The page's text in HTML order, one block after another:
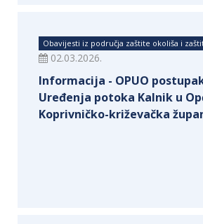
Obavijesti iz područja zaštite okoliša i
02.03.2026.
Informacija - OPUO
Uređenja potoka Kalnik u
Koprivničko-križevačka